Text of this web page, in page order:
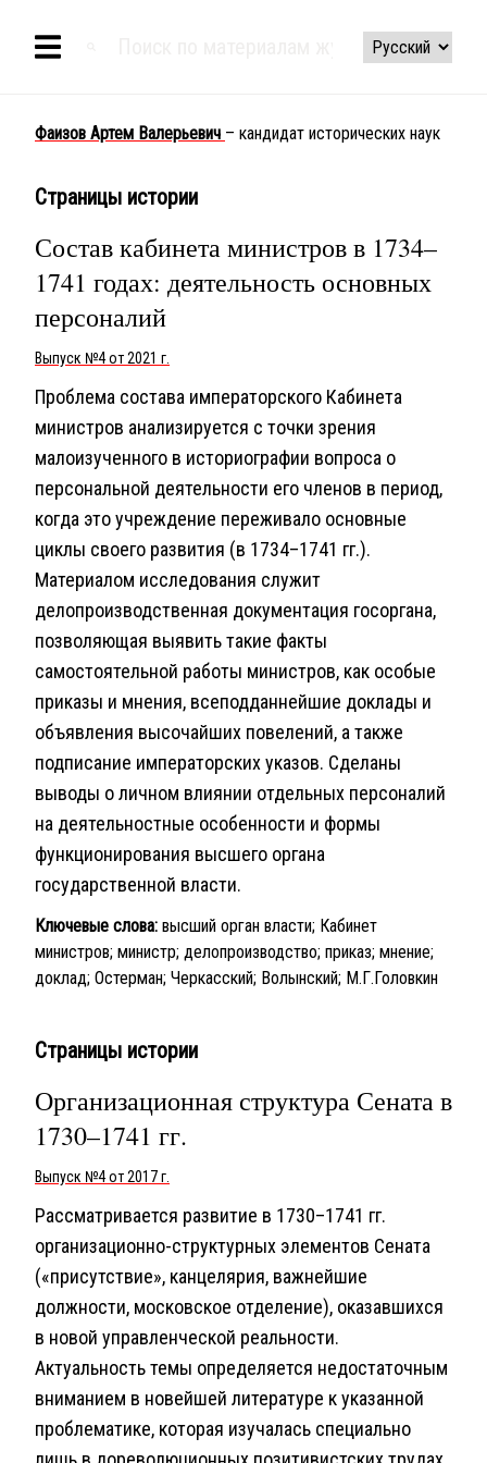
Фаизов Артем Валерьевич – кандидат исторических наук
Страницы истории
Состав кабинета министров в 1734–
1741 годах: деятельность основных
персоналий
Выпуск №4 от 2021 г.
Проблема состава императорского Кабинета
министров анализируется с точки зрения
малоизученного в историографии вопроса о
персональной деятельности его членов в период,
когда это учреждение переживало основные
циклы своего развития (в 1734–1741 гг.).
Материалом исследования служит
делопроизводственная документация госоргана,
позволяющая выявить такие факты
самостоятельной работы министров, как особые
приказы и мнения, всеподданнейшие доклады и
объявления высочайших повелений, а также
подписание императорских указов. Сделаны
выводы о личном влиянии отдельных персоналий
на деятельностные особенности и формы
функционирования высшего органа
государственной власти.
Ключевые слова: высший орган власти; Кабинет
министров; министр; делопроизводство; приказ; мнение;
доклад; Остерман; Черкасский; Волынский; М.Г.Головкин
Страницы истории
Организационная структура Сената в
1730–1741 гг.
Выпуск №4 от 2017 г.
Рассматривается развитие в 1730–1741 гг.
организационно-структурных элементов Сената
(«присутствие», канцелярия, важнейшие
должности, московское отделение), оказавшихся
в новой управленческой реальности.
Актуальность темы определяется недостаточным
вниманием в новейшей литературе к указанной
проблематике, которая изучалась специально